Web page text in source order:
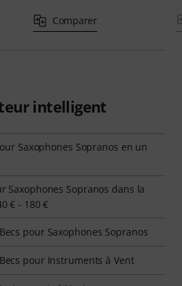
Comparer
intelligent
Saxophones Sopranos en un
Saxophones Sopranos dans la
€ - 180 €
pour Saxophones Sopranos
pour Instruments à Vent